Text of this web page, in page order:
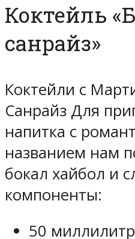
Коктейль
санрайз»
Коктейли с
Санрайз Для
напитка с
названием нам
бокал хайбол и
компоненты:
50